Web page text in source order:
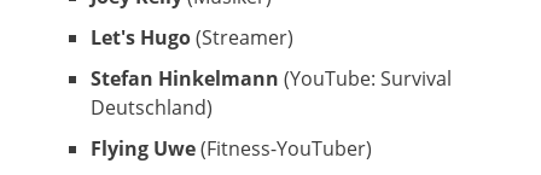
Let's Hugo(Streamer)
Stefan Hinkelmann (YouTube: Survival
Deutschland)
Flying Uwe(Fitness-YouTuber)